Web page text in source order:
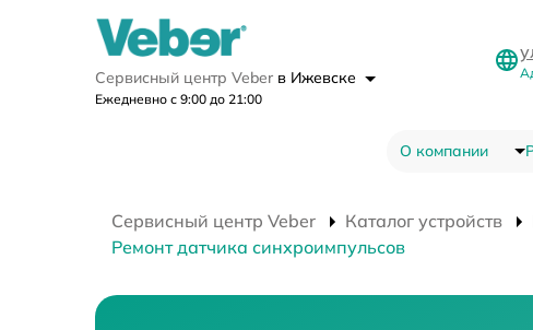
Сервисный центр Veber в Ижевске
Ежедневно с 9:00 до 21:00
О компании
Сервисный центр Veber Каталог устройств
Ремонт датчика синхроимпульсов